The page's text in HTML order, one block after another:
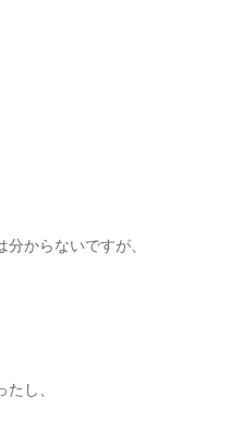
からないですが、
し、